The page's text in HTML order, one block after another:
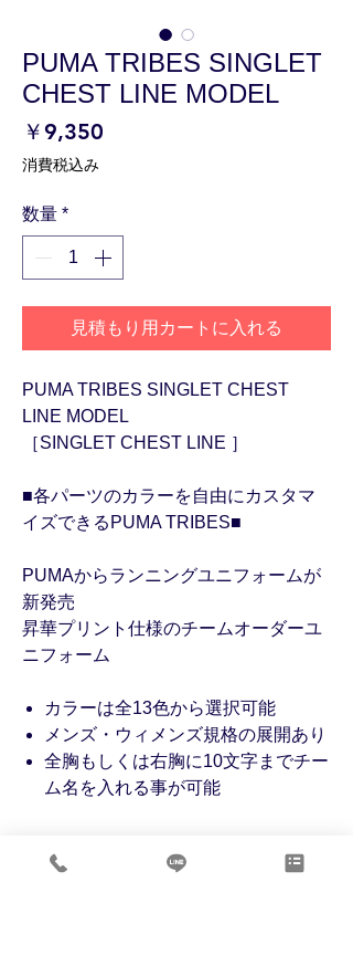
PUMA TRIBES SINGLET
CHEST LINE MODEL
￥9,350
消費税込み
数量 *
見積もり用カートに入れる
PUMA TRIBES SINGLET CHEST
LINE MODEL
［SINGLET CHEST LINE ］
■各パーツのカラーを自由にカスタマ
イズできるPUMA TRIBES■
PUMAからランニングユニフォームが
新発売
昇華プリント仕様のチームオーダーユ
ニフォーム
カラーは全13色から選択可能
メンズ・ウィメンズ規格の展開あり
全胸もしくは右胸に10文字までチー
ム名を入れる事が可能
商品情報